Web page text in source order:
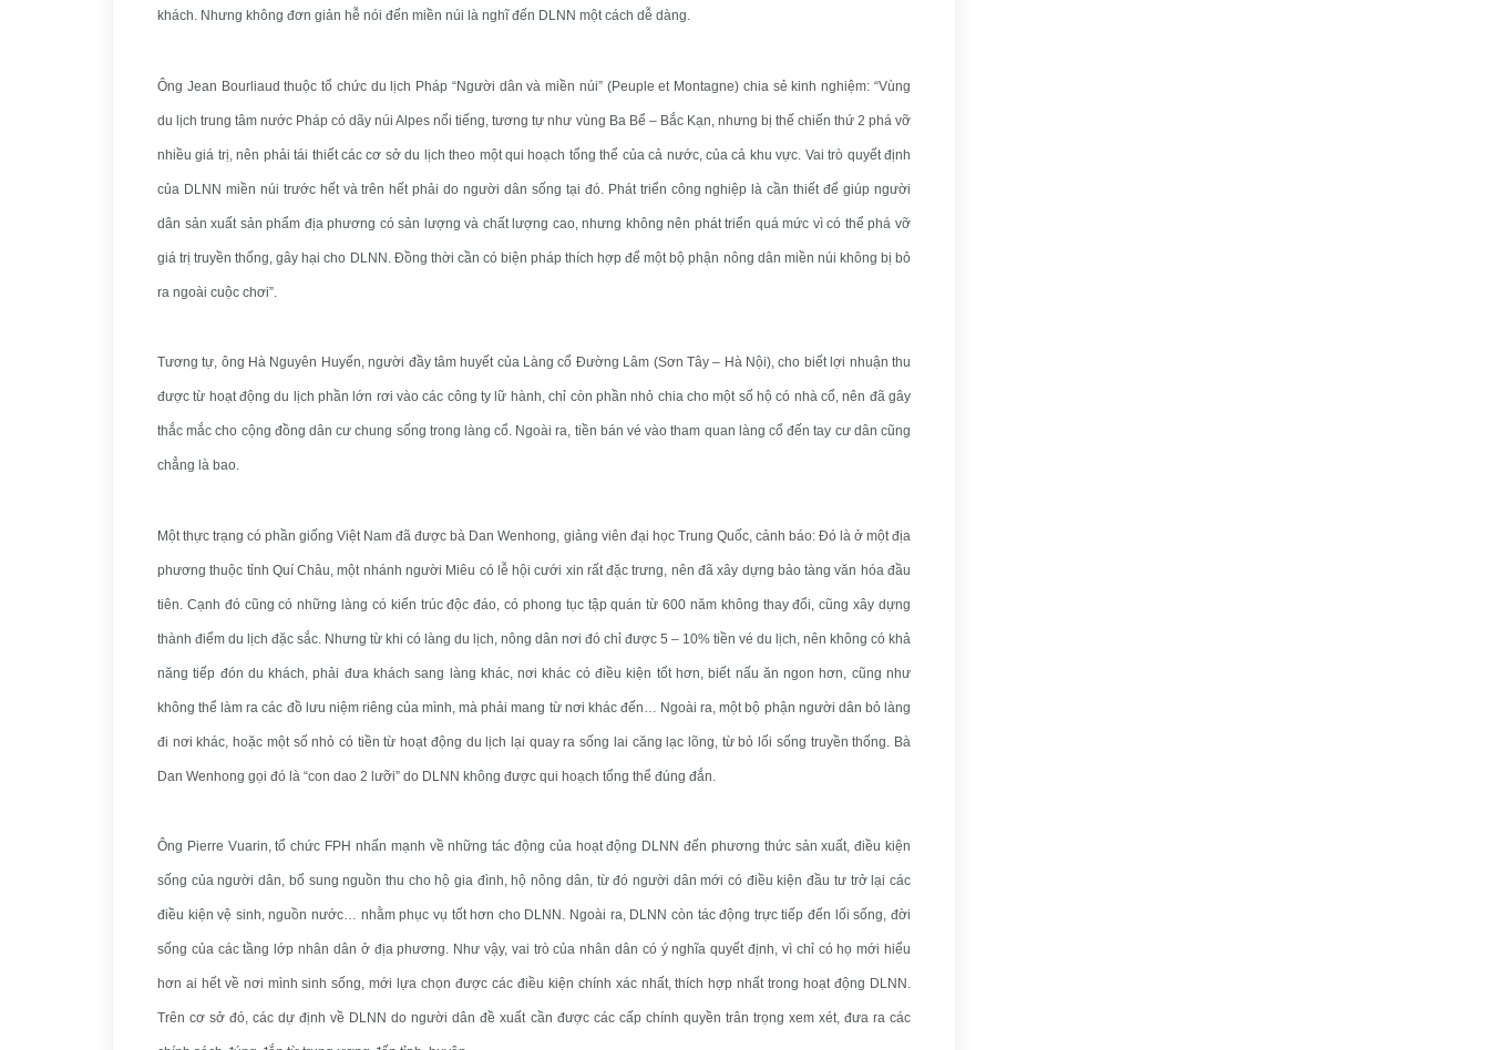
khách. Nhưng không đơn giản hễ nói đến miền núi là nghĩ đến DLNN một cách dễ dàng.
Ông Jean Bourliaud thuộc tổ chức du lịch Pháp “Người dân và miền núi” (Peuple et Montagne) chia sẻ kinh nghiệm: “Vùng
du lịch trung tâm nước Pháp có dãy núi Alpes nổi tiếng, tương tự như vùng Ba Bể – Bắc Kạn, nhưng bị thế chiến thứ 2 phá vỡ
nhiều giá trị, nên phải tái thiết các cơ sở du lịch theo một qui hoạch tổng thể của cả nước, của cả khu vực. Vai trò quyết định
của DLNN miền núi trước hết và trên hết phải do người dân sống tại đó. Phát triển công nghiệp là cần thiết để giúp người
dân sản xuất sản phẩm địa phương có sản lượng và chất lượng cao, nhưng không nên phát triển quá mức vì có thể phá vỡ
giá trị truyền thống, gây hại cho DLNN. Đồng thời cần có biện pháp thích hợp để một bộ phận nông dân miền núi không bị bỏ
ra ngoài cuộc chơi”.
Tương tự, ông Hà Nguyên Huyến, người đầy tâm huyết của Làng cổ Đường Lâm (Sơn Tây – Hà Nội), cho biết lợi nhuận thu
được từ hoạt động du lịch phần lớn rơi vào các công ty lữ hành, chỉ còn phần nhỏ chia cho một số hộ có nhà cổ, nên đã gây
thắc mắc cho cộng đồng dân cư chung sống trong làng cổ. Ngoài ra, tiền bán vé vào tham quan làng cổ đến tay cư dân cũng
chẳng là bao.
Một thực trạng có phần giống Việt Nam đã được bà Dan Wenhong, giảng viên đại học Trung Quốc, cảnh báo: Đó là ở một địa
phương thuộc tỉnh Quí Châu, một nhánh người Miêu có lễ hội cưới xin rất đặc trưng, nên đã xây dựng bảo tàng văn hóa đầu
tiên. Cạnh đó cũng có những làng có kiến trúc độc đáo, có phong tục tập quán từ 600 năm không thay đổi, cũng xây dựng
thành điểm du lịch đặc sắc. Nhưng từ khi có làng du lịch, nông dân nơi đó chỉ được 5 – 10% tiền vé du lịch, nên không có khả
năng tiếp đón du khách, phải đưa khách sang làng khác, nơi khác có điều kiện tốt hơn, biết nấu ăn ngon hơn, cũng như
không thể làm ra các đồ lưu niệm riêng của mình, mà phải mang từ nơi khác đến… Ngoài ra, một bộ phận người dân bỏ làng
đi nơi khác, hoặc một số nhỏ có tiền từ hoạt động du lịch lại quay ra sống lai căng lạc lõng, từ bỏ lối sống truyền thống. Bà
Dan Wenhong gọi đó là “con dao 2 lưỡi” do DLNN không được qui hoạch tổng thể đúng đắn.
Ông Pierre Vuarin, tổ chức FPH nhấn mạnh về những tác động của hoạt động DLNN đến phương thức sản xuất, điều kiện
sống của người dân, bổ sung nguồn thu cho hộ gia đình, hộ nông dân, từ đó người dân mới có điều kiện đầu tư trở lại các
điều kiện vệ sinh, nguồn nước… nhằm phục vụ tốt hơn cho DLNN. Ngoài ra, DLNN còn tác động trực tiếp đến lối sống, đời
sống của các tầng lớp nhân dân ở địa phương. Như vậy, vai trò của nhân dân có ý nghĩa quyết định, vì chỉ có họ mới hiểu
hơn ai hết về nơi mình sinh sống, mới lựa chọn được các điều kiện chính xác nhất, thích hợp nhất trong hoạt động DLNN.
Trên cơ sở đó, các dự định về DLNN do người dân đề xuất cần được các cấp chính quyền trân trọng xem xét, đưa ra các